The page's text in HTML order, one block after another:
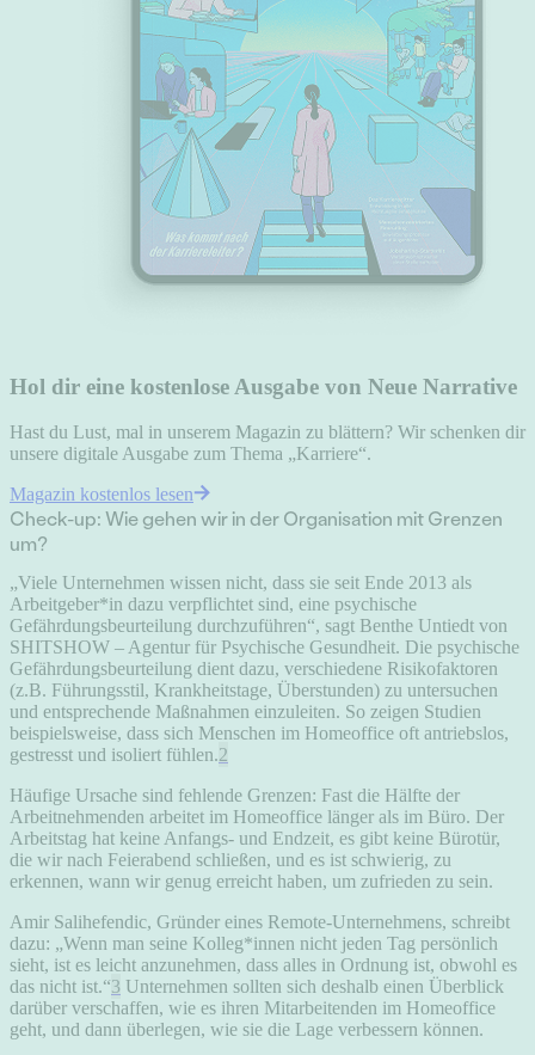
Hol dir eine kostenlose Ausgabe von Neue Narrative
Hast du Lust, mal in unserem Magazin zu blättern? Wir schenken dir
unsere digitale Ausgabe zum Thema „Karriere“.
Magazin kostenlos lesen
Check-up: Wie gehen wir in der Organisation mit Grenzen
um?
„Viele Unternehmen wissen nicht, dass sie seit Ende 2013 als
Arbeitgeber*in dazu verpflichtet sind, eine psychische
Gefährdungsbeurteilung durchzuführen“, sagt Benthe Untiedt von
SHITSHOW – Agentur für Psychische Gesundheit. Die psychische
Gefährdungsbeurteilung dient dazu, verschiedene Risikofaktoren
(z.B. Führungsstil, Krankheitstage, Überstunden) zu untersuchen
und entsprechende Maßnahmen einzuleiten. So zeigen Studien
beispielsweise, dass sich Menschen im Homeoffice oft antriebslos,
gestresst und isoliert fühlen.2
Häufige Ursache sind fehlende Grenzen: Fast die Hälfte der
Arbeitnehmenden arbeitet im Homeoffice länger als im Büro. Der
Arbeitstag hat keine Anfangs- und Endzeit, es gibt keine Bürotür,
die wir nach Feierabend schließen, und es ist schwierig, zu
erkennen, wann wir genug erreicht haben, um zufrieden zu sein.
Amir Salihefendic, Gründer eines Remote-Unternehmens, schreibt
dazu: „Wenn man seine Kolleg*innen nicht jeden Tag persönlich
sieht, ist es leicht anzunehmen, dass alles in Ordnung ist, obwohl es
das nicht ist.“3 Unternehmen sollten sich deshalb einen Überblick
darüber verschaffen, wie es ihren Mitarbeitenden im Homeoffice
geht, und dann überlegen, wie sie die Lage verbessern können.